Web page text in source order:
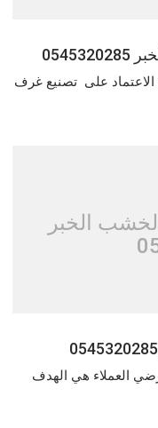
على تصنيع غرف
الخبر
العملاء هي الهدف